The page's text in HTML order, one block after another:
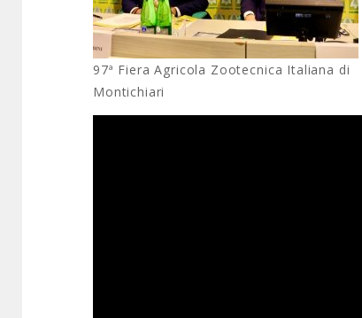
97ª Fiera Agricola Zootecnica Italiana di
Montichiari